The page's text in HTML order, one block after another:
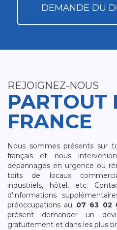
DEMANDE DU
REJOIGNEZ-NOUS
PARTOUT
FRANCE
Nous sommes présents sur
français et nous
dépannages en urgence ou
toits de locaux
industriels, hôtel, etc.
d’informations
préoccupations au 07 63 02
présent demander un
gratuitement et dans les plus